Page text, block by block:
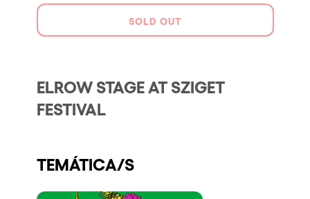
elrow Island 2026
elrow Shop
Our Creative World
Music
Quienes somos
¿Quieres trabajar con nosotros?
SOLD OUT
ELROW STAGE AT SZIGET
FESTIVAL
TEMÁTICA/S